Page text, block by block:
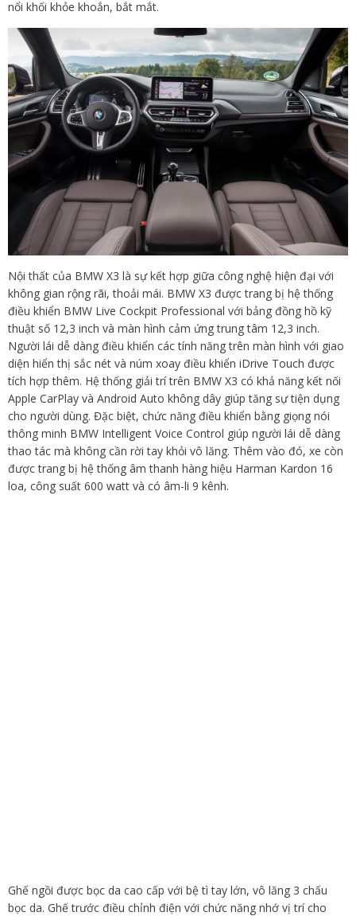
nổi khối khỏe khoắn, bắt mắt.
Nội thất của BMW X3 là sự kết hợp giữa công nghệ hiện đại với
không gian rộng rãi, thoải mái. BMW X3 được trang bị hệ thống
điều khiển BMW Live Cockpit Professional với bảng đồng hồ kỹ
thuật số 12,3 inch và màn hình cảm ứng trung tâm 12,3 inch.
Người lái dễ dàng điều khiển các tính năng trên màn hình với giao
diện hiển thị sắc nét và núm xoay điều khiển iDrive Touch được
tích hợp thêm. Hệ thống giải trí trên BMW X3 có khả năng kết nối
Apple CarPlay và Android Auto không dây giúp tăng sự tiện dụng
cho người dùng. Đặc biệt, chức năng điều khiển bằng giọng nói
thông minh BMW Intelligent Voice Control giúp người lái dễ dàng
thao tác mà không cần rời tay khỏi vô lăng. Thêm vào đó, xe còn
được trang bị hệ thống âm thanh hàng hiệu Harman Kardon 16
loa, công suất 600 watt và có âm-li 9 kênh.
Ghế ngồi được bọc da cao cấp với bệ tì tay lớn, vô lăng 3 chấu
bọc da. Ghế trước điều chỉnh điện với chức năng nhớ vị trí cho